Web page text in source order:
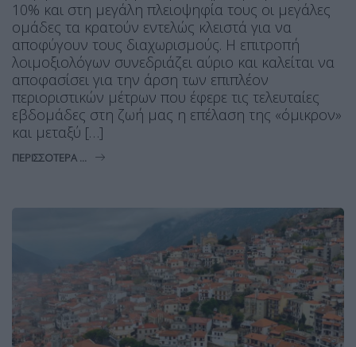
10% και στη μεγάλη πλειοψηφία τους οι μεγάλες
ομάδες τα κρατούν εντελώς κλειστά για να
αποφύγουν τους διαχωρισμούς. Η επιτροπή
λοιμοξιολόγων συνεδριάζει αύριο και καλείται να
αποφασίσει για την άρση των επιπλέον
περιοριστικών μέτρων που έφερε τις τελευταίες
εβδομάδες στη ζωή μας η επέλαση της «όμικρον»
και μεταξύ […]
ΠΕΡΙΣΣΌΤΕΡΑ ...